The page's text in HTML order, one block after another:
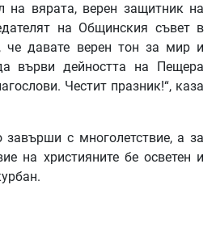
на вярата, верен защитник на
на Общинския съвет в
че давате верен тон за мир и
върви дейността на Пещера
Честит празник!“, каза
завърши с многолетствие, а за
на християните бе осветен и